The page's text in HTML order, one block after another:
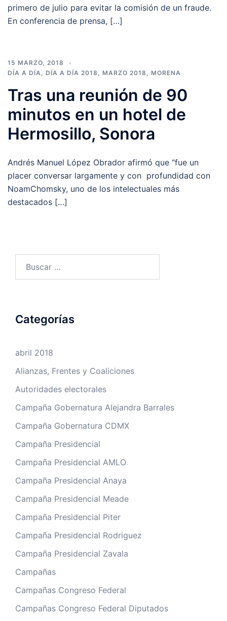
primero de julio para evitar la comisión de un fraude.
En conferencia de prensa, […]
15 MARZO, 2018
DÍA A DÍA, DÍA A DÍA 2018 , MARZO 2018 , MORENA
Tras una reunión de 90
minutos en un hotel de
Hermosillo, Sonora
Andrés Manuel López Obrador afirmó que “fue un
placer conversar largamente y con profundidad con
NoamChomsky, uno de los intelectuales más
destacados […]
Categorías
abril 2018
Alianzas, Frentes y Coaliciones
Autoridades electorales
Campaña Gobernatura Alejandra Barrales
Campaña Gobernatura CDMX
Campaña Presidencial
Campaña Presidencial AMLO
Campaña Presidencial Anaya
Campaña Presidencial Meade
Campaña Presidencial Piter
Campaña Presidencial Rodriguez
Campaña Presidencial Zavala
Campañas
Campañas Congreso Federal
Campañas Congreso Federal Diputados